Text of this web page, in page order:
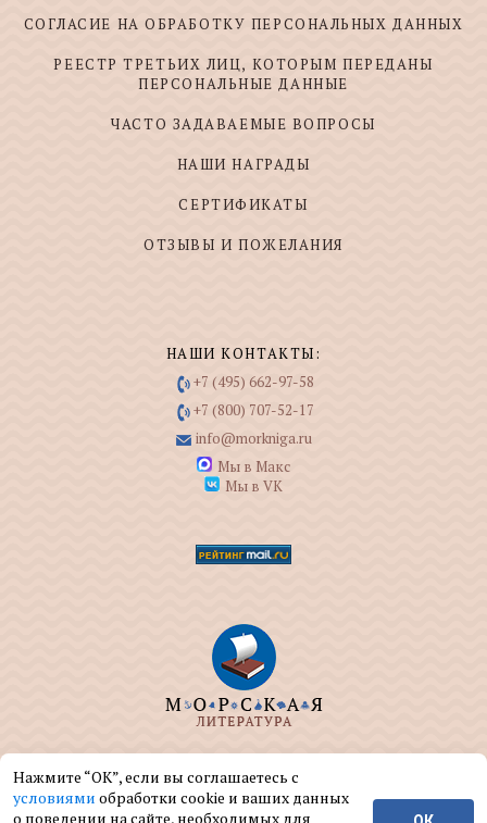
СОГЛАСИЕ НА ОБРАБОТКУ ПЕРСОНАЛЬНЫХ ДАННЫХ
РЕЕСТР ТРЕТЬИХ ЛИЦ, КОТОРЫМ ПЕРЕДАНЫ
ПЕРСОНАЛЬНЫЕ ДАННЫЕ
ЧАСТО ЗАДАВАЕМЫЕ ВОПРОСЫ
НАШИ НАГРАДЫ
СЕРТИФИКАТЫ
ОТЗЫВЫ И ПОЖЕЛАНИЯ
НАШИ КОНТАКТЫ:
+7 (495) 662-97-58
+7 (800) 707-52-17
info@morkniga.ru
Мы в Макс
Мы в VK
ООО "МОРКНИГА" занимается изданием и
реализацией книг на морскую тематику.
Нажмите “ОК”, если вы соглашаетесь с
условиями обработки cookie и ваших данных
о поведении на сайте, необходимых для